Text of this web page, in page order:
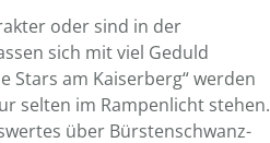
oder sind in der
sich mit viel Geduld
Stars am Kaiserberg“ werden
selten im Rampenlicht stehen.
über Bürstenschwanz-